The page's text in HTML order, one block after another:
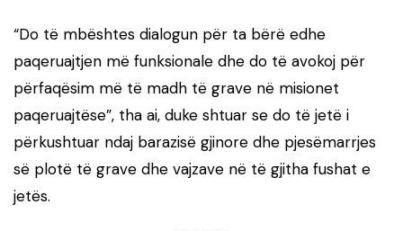
“Do të mbështes dialogun për ta bërë edhe
paqeruajtjen më funksionale dhe do të avokoj për
përfaqësim më të madh të grave në misionet
paqeruajtëse”, tha ai, duke shtuar se do të jetë i
përkushtuar ndaj barazisë gjinore dhe pjesëmarrjes
së plotë të grave dhe vajzave në të gjitha fushat e
jetës.